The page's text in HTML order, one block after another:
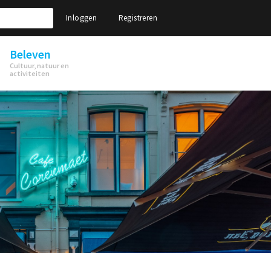
Inloggen Registreren
Beleven
Cultuur, natuur en
activiteiten